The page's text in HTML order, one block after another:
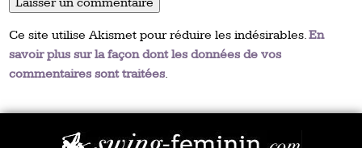
Ce site utilise Akismet pour réduire les indésirables.En
savoir plus sur la façon dont les données de vos
commentaires sont traitées.